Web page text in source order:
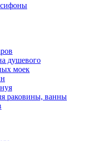
душевого
моек
раковины, ванны